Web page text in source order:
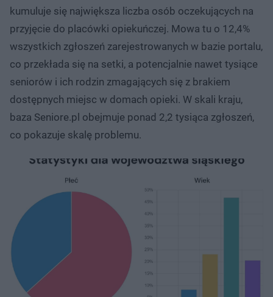
kumuluje się największa liczba osób oczekujących na
przyjęcie do placówki opiekuńczej. Mowa tu o 12,4%
wszystkich zgłoszeń zarejestrowanych w bazie portalu,
co przekłada się na setki, a potencjalnie nawet tysiące
seniorów i ich rodzin zmagających się z brakiem
dostępnych miejsc w domach opieki. W skali kraju,
baza Seniore.pl obejmuje ponad 2,2 tysiąca zgłoszeń,
co pokazuje skalę problemu.